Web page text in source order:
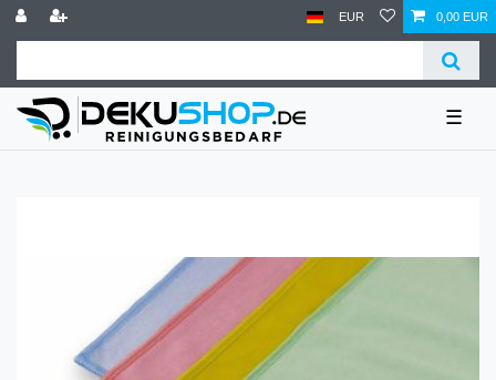
EUR 0,00 EUR
☰